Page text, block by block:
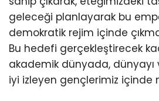
geleceği planlayarak bu
demokratik rejim içinde
Bu hedefi gerçekleştirecek
akademik dünyada, dünyayı
iyi izleyen gençlerimiz içinde